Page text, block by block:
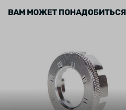
ВАМ МОЖЕТ ПОНАДОБИТЬСЯ